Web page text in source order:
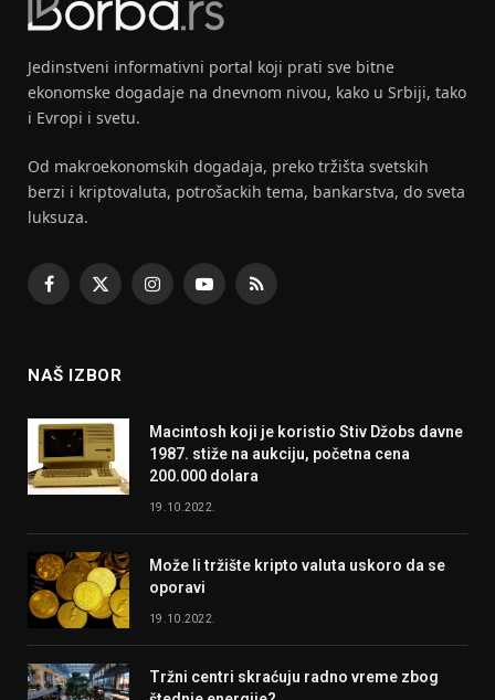
Jedinstveni informativni portal koji prati sve bitne
ekonomske dogadaje na dnevnom nivou, kako u Srbiji, tako
i Evropi i svetu.
Od makroekonomskih dogadaja, preko tržišta svetskih
berzi i kriptovaluta, potrošackih tema, bankarstva, do sveta
luksuza.
Facebook
X
InstagramYouTubeRSS
NAŠ IZBOR
Macintosh koji je koristio Stiv Džobs davne
1987. stiže na aukciju, početna cena
200.000 dolara
19.10.2022.
Može li tržište kripto valuta uskoro da se
oporavi
19.10.2022.
Tržni centri skraćuju radno vreme zbog